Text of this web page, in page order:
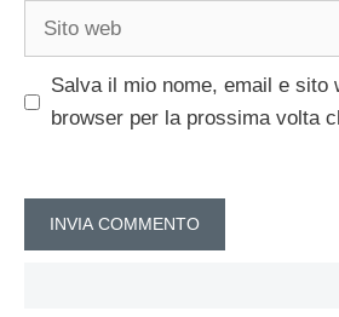
Sito
Salva il mio nome, email e sito
browser per la prossima volta